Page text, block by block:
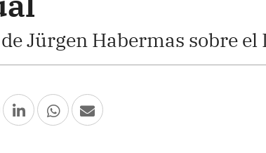
Jürgen Habermas sobre el